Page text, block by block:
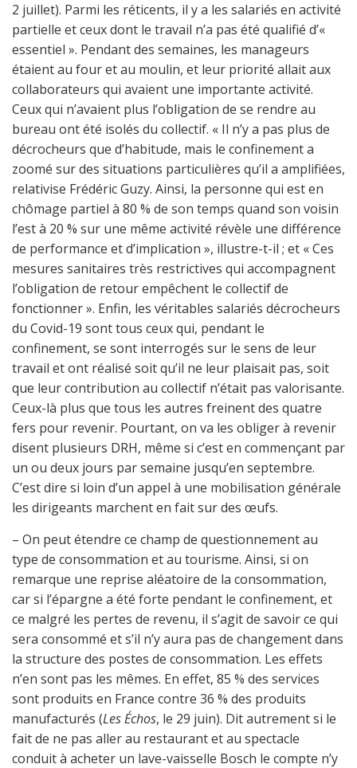
2 juillet). Parmi les réticents, il y a les salariés en activité
partielle et ceux dont le travail n’a pas été qualifié d’«
essentiel ». Pendant des semaines, les manageurs
étaient au four et au moulin, et leur priorité allait aux
collaborateurs qui avaient une importante activité.
Ceux qui n’avaient plus l’obligation de se rendre au
bureau ont été isolés du collectif. « Il n’y a pas plus de
décrocheurs que d’habitude, mais le confinement a
zoomé sur des situations particulières qu’il a amplifiées,
relativise Frédéric Guzy. Ainsi, la personne qui est en
chômage partiel à 80 % de son temps quand son voisin
l’est à 20 % sur une même activité révèle une différence
de performance et d’implication », illustre-t-il ; et « Ces
mesures sanitaires très restrictives qui accompagnent
l’obligation de retour empêchent le collectif de
fonctionner ». Enfin, les véritables salariés décrocheurs
du Covid-19 sont tous ceux qui, pendant le
confinement, se sont interrogés sur le sens de leur
travail et ont réalisé soit qu’il ne leur plaisait pas, soit
que leur contribution au collectif n’était pas valorisante.
Ceux-là plus que tous les autres freinent des quatre
fers pour revenir. Pourtant, on va les obliger à revenir
disent plusieurs DRH, même si c’est en commençant par
un ou deux jours par semaine jusqu’en septembre.
C’est dire si loin d’un appel à une mobilisation générale
les dirigeants marchent en fait sur des œufs.
– On peut étendre ce champ de questionnement au
type de consommation et au tourisme. Ainsi, si on
remarque une reprise aléatoire de la consommation,
car si l’épargne a été forte pendant le confinement, et
ce malgré les pertes de revenu, il s’agit de savoir ce qui
sera consommé et s’il n’y aura pas de changement dans
la structure des postes de consommation. Les effets
n’en sont pas les mêmes. En effet, 85 % des services
sont produits en France contre 36 % des produits
manufacturés (Les Échos, le 29 juin). Dit autrement si le
fait de ne pas aller au restaurant et au spectacle
conduit à acheter un lave-vaisselle Bosch le compte n’y